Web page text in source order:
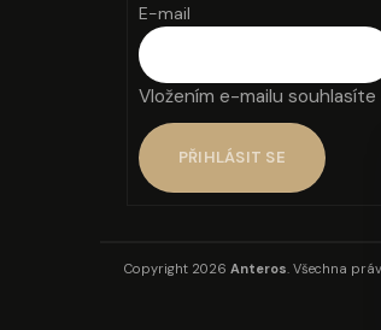
E-mail
Vložením e-mailu souhlasíte
PŘIHLÁSIT SE
Copyright 2026 Anteros. Všechna